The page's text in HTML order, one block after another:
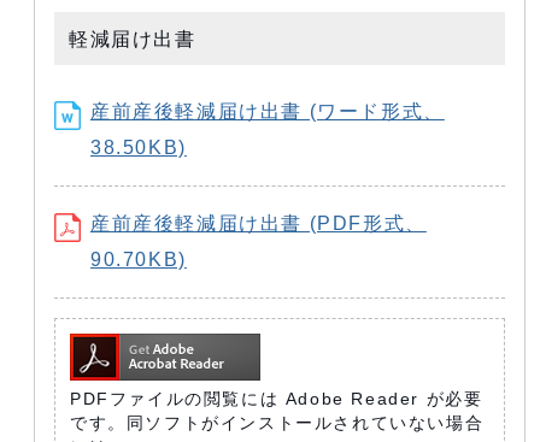
軽減届け出書
産前産後軽減届け出書 (ワード形式、
38.50KB)
産前産後軽減届け出書 (PDF形式、
90.70KB)
PDFファイルの閲覧には Adobe Reader が必要
です。同ソフトがインストールされていない場合